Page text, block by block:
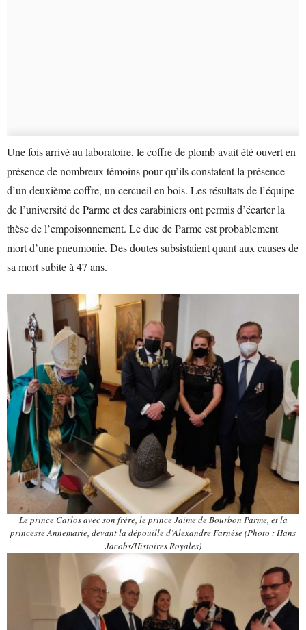
Une fois arrivé au laboratoire, le coffre de plomb avait été ouvert en
présence de nombreux témoins pour qu’ils constatent la présence
d’un deuxième coffre, un cercueil en bois. Les résultats de l’équipe
de l’université de Parme et des carabiniers ont permis d’écarter la
thèse de l’empoisonnement. Le duc de Parme est probablement
mort d’une pneumonie. Des doutes subsistaient quant aux causes de
sa mort subite à 47 ans.
Le prince Carlos avec son frère, le prince Jaime de Bourbon Parme, et la
princesse Annemarie, devant la dépouille d’Alexandre Farnèse(Photo : Hans
Jacobs/Histoires Royales)